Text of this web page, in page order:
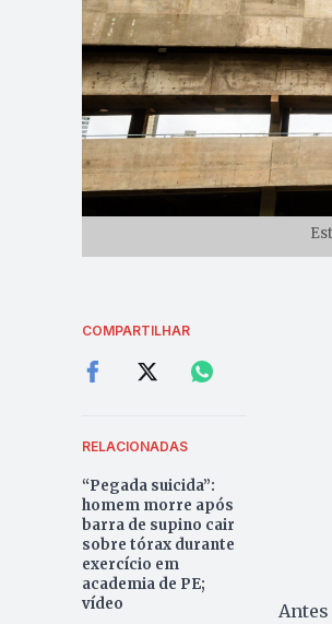
COMPARTILHAR
RELACIONADAS
“Pegada suicida”:
homem morre após
barra de supino cair
sobre tórax durante
exercício em
academia de PE;
vídeo